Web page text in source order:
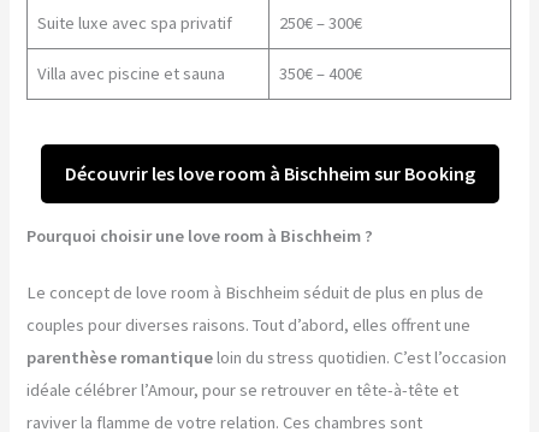
Suite luxe avec spa privatif 250€ – 300€
Villa avec piscine et sauna 350€ – 400€
Découvrir les love room à Bischheim sur Booking
Pourquoi choisir une love room à Bischheim ?
Le concept de love room à Bischheim séduit de plus en plus de
couples pour diverses raisons. Tout d’abord, elles offrent une
parenthèse romantiqueloin du stress quotidien. C’est l’occasion
idéale célébrer l’Amour, pour se retrouver en tête-à-tête et
raviver la flamme de votre relation. Ces chambres sont